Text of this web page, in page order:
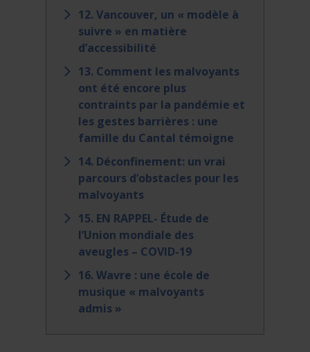
12. Vancouver, un « modèle à
suivre » en matière
d’accessibilité
13. Comment les malvoyants
ont été encore plus
contraints par la pandémie et
les gestes barrières : une
famille du Cantal témoigne
14. Déconfinement: un vrai
parcours d’obstacles pour les
malvoyants
15. EN RAPPEL- Étude de
l’Union mondiale des
aveugles – COVID-19
16. Wavre : une école de
musique « malvoyants
admis »